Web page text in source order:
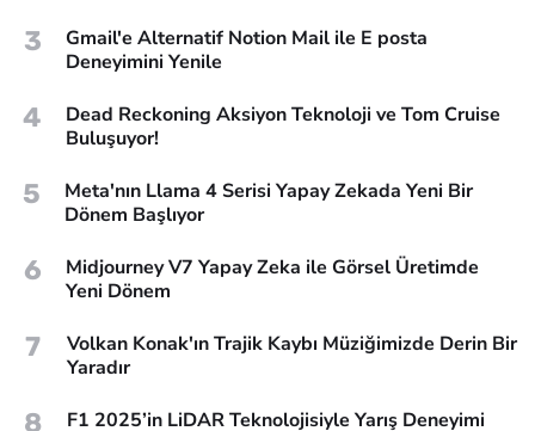
3
Gmail'e Alternatif Notion Mail ile E posta
Deneyimini Yenile
4
Dead Reckoning Aksiyon Teknoloji ve Tom Cruise
Buluşuyor!
5
Meta'nın Llama 4 Serisi Yapay Zekada Yeni Bir
Dönem Başlıyor
6
Midjourney V7 Yapay Zeka ile Görsel Üretimde
Yeni Dönem
7
Volkan Konak'ın Trajik Kaybı Müziğimizde Derin Bir
Yaradır
8
F1 2025’in LiDAR Teknolojisiyle Yarış Deneyimi